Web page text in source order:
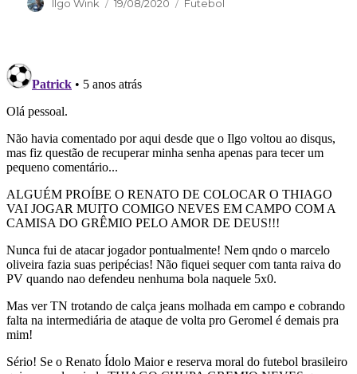
Autor
Ilgo Wink
Publicado
19/08/2020 Categorias
Futebol